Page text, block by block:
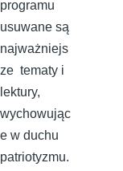
programu
usuwane są
najważniejs
ze tematy i
lektury,
wychowując
e w duchu
patriotyzmu.